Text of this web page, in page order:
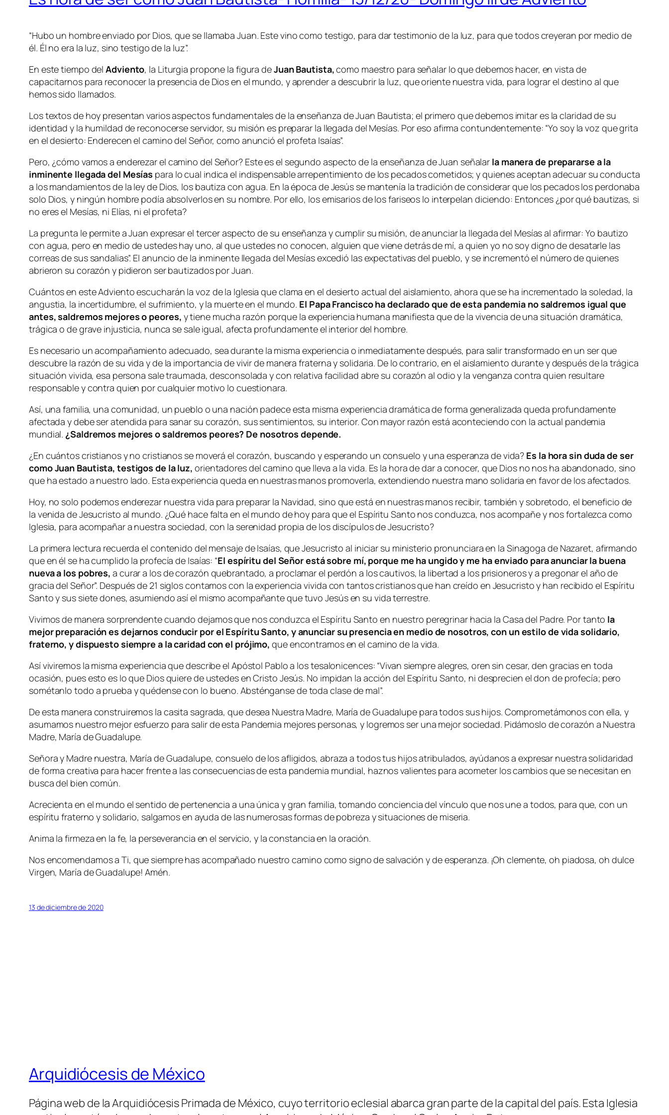
“Hubo un hombre enviado por Dios, que se llamaba Juan. Este vino como testigo, para dar testimonio de la luz, para que todos creyeran por medio de
él. Él no era la luz, sino testigo de la luz”.
En este tiempo delAdviento, la Liturgia propone la figura deJuan Bautista,como maestro para señalar lo que debemos hacer, en vista de
capacitarnos para reconocer la presencia de Dios en el mundo, y aprender a descubrir la luz, que oriente nuestra vida, para lograr el destino al que
hemos sido llamados.
Los textos de hoy presentan varios aspectos fundamentales de la enseñanza de Juan Bautista; el primero que debemos imitar es la claridad de su
identidad y la humildad de reconocerse servidor, su misión es preparar la llegada del Mesías. Por eso afirma contundentemente: “Yo soy la voz que grita
en el desierto: Enderecen el camino del Señor, como anunció el profeta Isaías”.
Pero, ¿cómo vamos a enderezar el camino del Señor? Este es el segundo aspecto de la enseñanza de Juan señalar la manera de prepararse a la
inminente llegada del Mesías para lo cual indica el indispensable arrepentimiento de los pecados cometidos; y quienes aceptan adecuar su conducta
a los mandamientos de la ley de Dios, los bautiza con agua. En la época de Jesús se mantenía la tradición de considerar que los pecados los perdonaba
solo Dios, y ningún hombre podía absolverlos en su nombre. Por ello, los emisarios de los fariseos lo interpelan diciendo: Entonces ¿por qué bautizas, si
no eres el Mesías, ni Elías, ni el profeta?
La pregunta le permite a Juan expresar el tercer aspecto de su enseñanza y cumplir su misión, de anunciar la llegada del Mesías al afirmar: Yo bautizo
con agua, pero en medio de ustedes hay uno, al que ustedes no conocen, alguien que viene detrás de mí, a quien yo no soy digno de desatarle las
correas de sus sandalias”. El anuncio de la inminente llegada del Mesías excedió las expectativas del pueblo, y se incrementó el número de quienes
abrieron su corazón y pidieron ser bautizados por Juan.
Cuántos en este Adviento escucharán la voz de la Iglesia que clama en el desierto actual del aislamiento, ahora que se ha incrementado la soledad, la
angustia, la incertidumbre, el sufrimiento, y la muerte en el mundo. El Papa Francisco ha declarado que de esta pandemia no saldremos igual que
antes, saldremos mejores o peores, y tiene mucha razón porque la experiencia humana manifiesta que de la vivencia de una situación dramática,
trágica o de grave injusticia, nunca se sale igual, afecta profundamente el interior del hombre.
Es necesario un acompañamiento adecuado, sea durante la misma experiencia o inmediatamente después, para salir transformado en un ser que
descubre la razón de su vida y de la importancia de vivir de manera fraterna y solidaria. De lo contrario, en el aislamiento durante y después de la trágica
situación vivida, esa persona sale traumada, desconsolada y con relativa facilidad abre su corazón al odio y la venganza contra quien resultare
responsable y contra quien por cualquier motivo lo cuestionara.
Así, una familia, una comunidad, un pueblo o una nación padece esta misma experiencia dramática de forma generalizada queda profundamente
afectada y debe ser atendida para sanar su corazón, sus sentimientos, su interior. Con mayor razón está aconteciendo con la actual pandemia
mundial. ¿Saldremos mejores o saldremos peores? De nosotros depende.
¿En cuántos cristianos y no cristianos se moverá el corazón, buscando y esperando un consuelo y una esperanza de vida? Es la hora sin duda de ser
como Juan Bautista, testigos de la luz, orientadores del camino que lleva a la vida. Es la hora de dar a conocer, que Dios no nos ha abandonado, sino
que ha estado a nuestro lado. Esta experiencia queda en nuestras manos promoverla, extendiendo nuestra mano solidaria en favor de los afectados.
Hoy, no solo podemos enderezar nuestra vida para preparar la Navidad, sino que está en nuestras manos recibir, también y sobretodo, el beneficio de
la venida de Jesucristo al mundo. ¿Qué hace falta en el mundo de hoy para que el Espíritu Santo nos conduzca, nos acompañe y nos fortalezca como
Iglesia, para acompañar a nuestra sociedad, con la serenidad propia de los discípulos de Jesucristo?
La primera lectura recuerda el contenido del mensaje de Isaías, que Jesucristo al iniciar su ministerio pronunciara en la Sinagoga de Nazaret, afirmando
que en él se ha cumplido la profecía de Isaías: “El espíritu del Señor está sobre mí, porque me ha ungido y me ha enviado para anunciar la buena
nueva a los pobres, a curar a los de corazón quebrantado, a proclamar el perdón a los cautivos, la libertad a los prisioneros y a pregonar el año de
gracia del Señor”. Después de 21 siglos contamos con la experiencia vivida con tantos cristianos que han creído en Jesucristo y han recibido el Espíritu
Santo y sus siete dones, asumiendo así el mismo acompañante que tuvo Jesús en su vida terrestre.
Vivimos de manera sorprendente cuando dejamos que nos conduzca el Espíritu Santo en nuestro peregrinar hacia la Casa del Padre. Por tanto la
mejor preparación es dejarnos conducir por el Espíritu Santo, y anunciar su presencia en medio de nosotros, con un estilo de vida solidario,
fraterno, y dispuesto siempre a la caridad con el prójimo, que encontramos en el camino de la vida.
Así viviremos la misma experiencia que describe el Apóstol Pablo a los tesalonicences: “Vivan siempre alegres, oren sin cesar, den gracias en toda
ocasión, pues esto es lo que Dios quiere de ustedes en Cristo Jesús. No impidan la acción del Espíritu Santo, ni desprecien el don de profecía; pero
sométanlo todo a prueba y quédense con lo bueno. Absténganse de toda clase de mal”.
De esta manera construiremos la casita sagrada, que desea Nuestra Madre, María de Guadalupe para todos sus hijos. Comprometámonos con ella, y
asumamos nuestro mejor esfuerzo para salir de esta Pandemia mejores personas, y logremos ser una mejor sociedad. Pidámoslo de corazón a Nuestra
Madre, María de Guadalupe.
Señora y Madre nuestra, María de Guadalupe, consuelo de los afligidos, abraza a todos tus hijos atribulados, ayúdanos a expresar nuestra solidaridad
de forma creativa para hacer frente a las consecuencias de esta pandemia mundial, haznos valientes para acometer los cambios que se necesitan en
busca del bien común.
Acrecienta en el mundo el sentido de pertenencia a una única y gran familia, tomando conciencia del vínculo que nos une a todos, para que, con un
espíritu fraterno y solidario, salgamos en ayuda de las numerosas formas de pobreza y situaciones de miseria.
Anima la firmeza en la fe, la perseverancia en el servicio, y la constancia en la oración.
Nos encomendamos a Ti, que siempre has acompañado nuestro camino como signo de salvación y de esperanza. ¡Oh clemente, oh piadosa, oh dulce
Virgen, María de Guadalupe! Amén.
13 de diciembre de 2020
Arquidiócesis de México
Página web de la Arquidiócesis Primada de México, cuyo territorio eclesial abarca gran parte de la capital del país. Esta Iglesia